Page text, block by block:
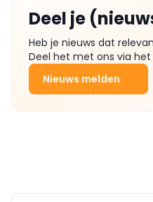
Deel je
Heb je nieuws dat
Deel het met ons via
Nieuws melden